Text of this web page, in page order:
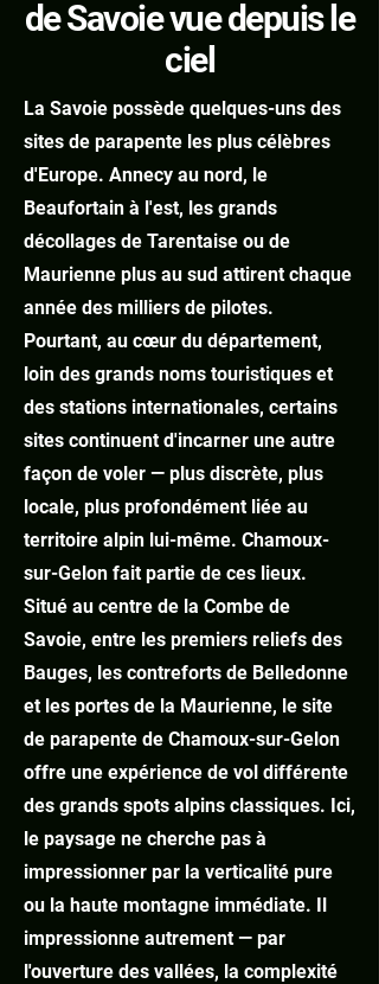
de Savoie vue depuis le
ciel
La Savoie possède quelques-uns des
sites de parapente les plus célèbres
d'Europe. Annecy au nord, le
Beaufortain à l'est, les grands
décollages de Tarentaise ou de
Maurienne plus au sud attirent chaque
année des milliers de pilotes.
Pourtant, au cœur du département,
loin des grands noms touristiques et
des stations internationales, certains
sites continuent d'incarner une autre
façon de voler — plus discrète, plus
locale, plus profondément liée au
territoire alpin lui-même. Chamoux-
sur-Gelon fait partie de ces lieux.
Situé au centre de la Combe de
Savoie, entre les premiers reliefs des
Bauges, les contreforts de Belledonne
et les portes de la Maurienne, le site
de parapente de Chamoux-sur-Gelon
offre une expérience de vol différente
des grands spots alpins classiques. Ici,
le paysage ne cherche pas à
impressionner par la verticalité pure
ou la haute montagne immédiate. Il
impressionne autrement — par
l'ouverture des vallées, la complexité